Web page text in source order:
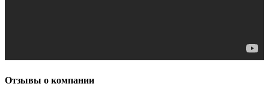
Отзывы о компании